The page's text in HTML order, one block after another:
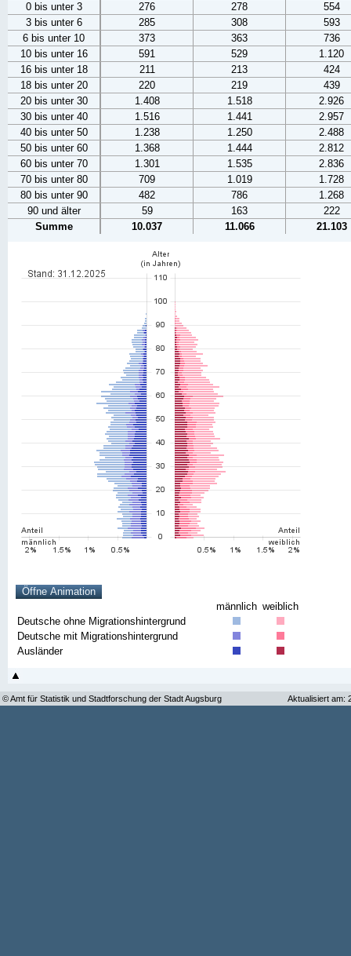
0 bis unter 3
276 278
554
3 bis unter 6
285 308
593
6 bis unter 10
373 363
736
10 bis unter 16
591 529
1.120
16 bis unter 18
211 213
424
18 bis unter 20
220 219
439
20 bis unter 30
1.408 1.518
2.926
30 bis unter 40
1.516 1.441
2.957
40 bis unter 50
1.238 1.250
2.488
50 bis unter 60
1.368 1.444
2.812
60 bis unter 70
1.301 1.535
2.836
70 bis unter 80
709 1.019
1.728
80 bis unter 90
482 786
1.268
90 und älter
59 163
222
Summe
10.037 11.066 21.103
männlich weiblich
Deutsche ohne Migrationshintergrund
Deutsche mit Migrationshintergrund
Ausländer
© Amt für Statistik und Stadtforschung der Stadt Augsburg Aktualisiert am: